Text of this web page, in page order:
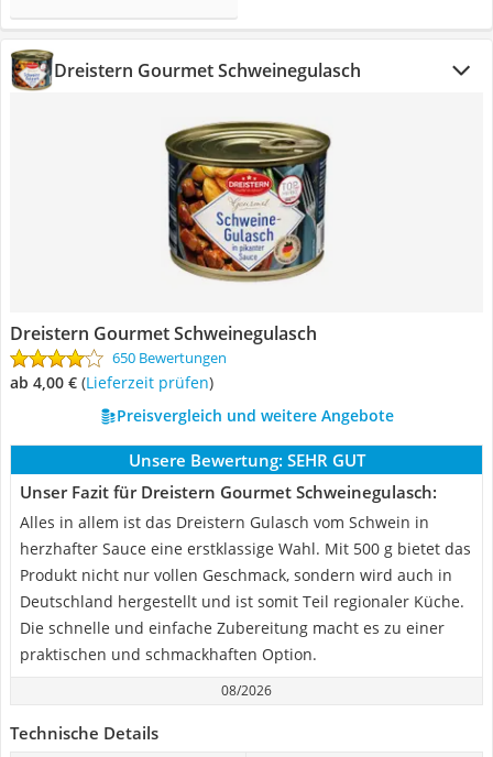
Dreistern Gourmet Schweinegulasch
Dreistern Gourmet Schweinegulasch
650 Bewertungen
ab 4,00 € (Lieferzeit prüfen)
Preisvergleich und weitere Angebote
Unsere Bewertung: SEHR GUT
Unser Fazit für Dreistern Gourmet Schweinegulasch:
Alles in allem ist das Dreistern Gulasch vom Schwein in
herzhafter Sauce eine erstklassige Wahl. Mit 500 g bietet das
Produkt nicht nur vollen Geschmack, sondern wird auch in
Deutschland hergestellt und ist somit Teil regionaler Küche.
Die schnelle und einfache Zubereitung macht es zu einer
praktischen und schmackhaften Option.
08/2026
Technische Details